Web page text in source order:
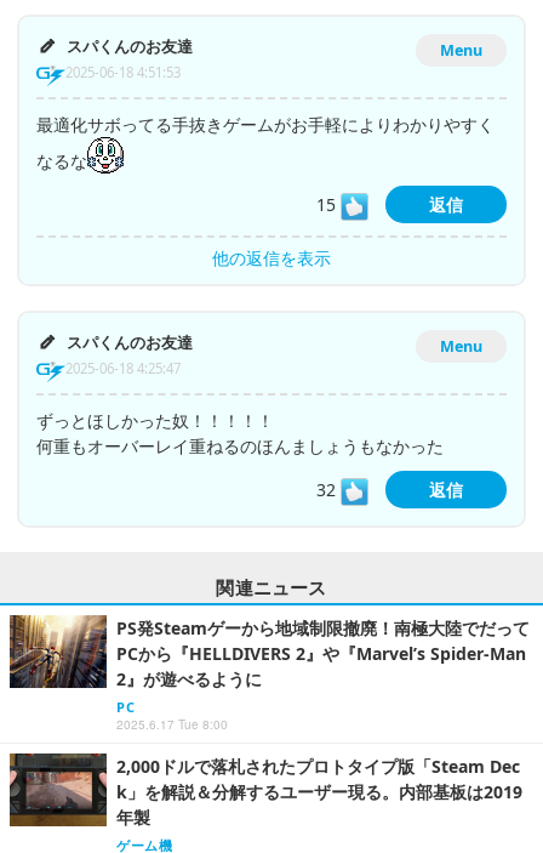
Menu
スパくんのお友達
2025-06-18 4:51:53
最適化サボってる手抜きゲームがお手軽によりわかりやすく
なるな
15
返信
他の返信を表示
Menu
スパくんのお友達
2025-06-18 4:25:47
ずっとほしかった奴！！！！！
何重もオーバーレイ重ねるのほんましょうもなかった
32
返信
関連ニュース
PS発Steamゲーから地域制限撤廃！南極大陸でだって
PCから『HELLDIVERS 2』や『Marvel’s Spider-Man
2』が遊べるように
PC
2025.6.17 Tue 8:00
2,000ドルで落札されたプロトタイプ版「Steam Dec
k」を解説＆分解するユーザー現る。内部基板は2019
年製
ゲーム機